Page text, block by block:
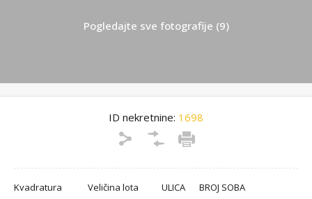
Pogledajte sve fotografije (9)
ID nekretnine: 1698
Kvadratura Veličina lota ULICA BROJ SOBA